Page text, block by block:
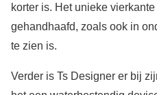
korter is. Het unieke
gehandhaafd, zoals ook in
te zien is.
Verder is Ts Designer er bij